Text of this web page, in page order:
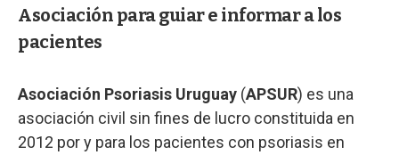
Asociación para guiar e informar a los
pacientes
Asociación Psoriasis Uruguay (APSUR) es una
asociación civil sin fines de lucro constituida en
2012 por y para los pacientes con psoriasis en